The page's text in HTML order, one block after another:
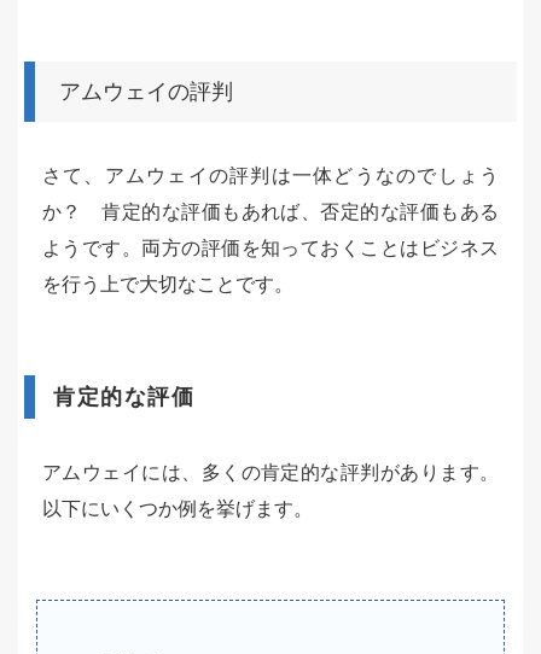
アムウェイの評判
さて、アムウェイの評判は一体どうなのでしょう
か？ 肯定的な評価もあれば、否定的な評価もある
ようです。両方の評価を知っておくことはビジネス
を行う上で大切なことです。
肯定的な評価
アムウェイには、多くの肯定的な評判があります。
以下にいくつか例を挙げます。